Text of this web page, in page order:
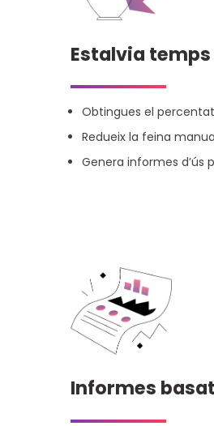
Estalvia
Obtingues el
Redueix la feina
Genera informes d’ús
Informes